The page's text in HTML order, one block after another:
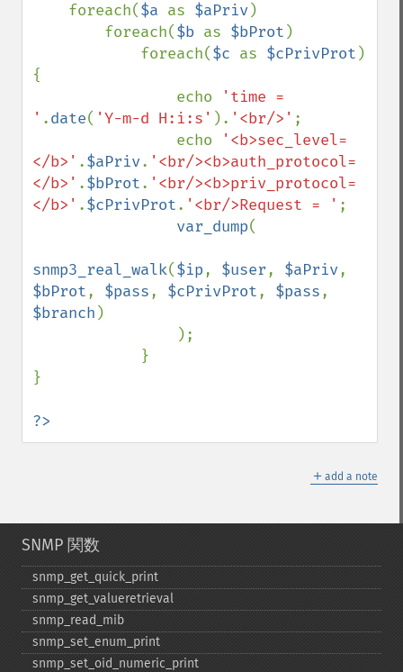
foreach($a as $aPriv)
        foreach(
$b as $bProt )
            foreach(
$c as $cPrivProt )
{
                echo
'time =
' .date( 'Y-m-d H:i:s' ). '<br/>' ;
                echo
'<b>sec_level=
</b>' .$aPriv. '<br/><b>auth_protocol=
</b>' .$bProt. '<br/><b>priv_protocol=
</b>' .$cPrivProt. '<br/>Request = ' ;
var_dump(
snmp3_real_walk($ip, $user, $aPriv
$bProt, $pass, $cPrivProt, $pass
$branch )
}
?>
＋ add a note
SNMP 関数
snmp_​get_​quick_​print
snmp_​get_​valueretrieval
snmp_​read_​mib
snmp_​set_​enum_​print
snmp_​set_​oid_​numeric_​print